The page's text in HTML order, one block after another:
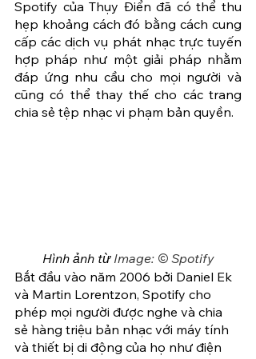
Spotify của Thụy Điển đã có thể thu
hẹp khoảng cách đó bằng cách cung
cấp các dịch vụ phát nhạc trực tuyến
hợp pháp như một giải pháp nhằm
đáp ứng nhu cầu cho mọi người và
cũng có thể thay thế cho các trang
chia sẻ tệp nhạc vi phạm bản quyền.
Hình ảnh từ Image: © Spotify
Bắt đầu vào năm 2006 bởi Daniel Ek
và Martin Lorentzon, Spotify cho
phép mọi người được nghe và chia
sẻ hàng triệu bản nhạc với máy tính
và thiết bị di động của họ như điện